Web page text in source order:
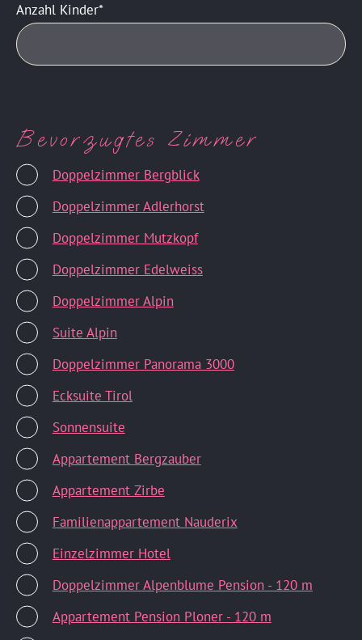
Anzahl Kinder
Bevorzugtes Zimmer
Doppelzimmer Bergblick
Doppelzimmer Adlerhorst
Doppelzimmer Mutzkopf
Doppelzimmer Edelweiss
Doppelzimmer Alpin
Suite Alpin
Doppelzimmer Panorama 3000
Ecksuite Tirol
Sonnensuite
Appartement Bergzauber
Appartement Zirbe
Familienappartement Nauderix
Einzelzimmer Hotel
Doppelzimmer Alpenblume Pension - 120 m
Appartement Pension Ploner - 120 m